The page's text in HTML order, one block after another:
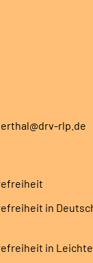
rlp.de
in
in